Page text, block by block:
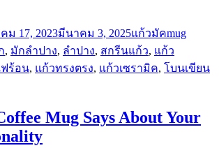
ม 17, 2023มีนาคม 3, 2025หมู่
แก้วมัค กำกับ
mug
, มักลำปาง, ลำปาง, สกรีนแก้ว, แก้ว
ร้อน, แก้วทรงตรง, แก้วเซรามิค, โบนเขียน
Mug Says About Your